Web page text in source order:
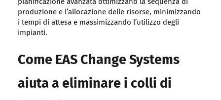
pianificazione avanzata ottimizzano la sequenza di
produzione e l’allocazione delle risorse, minimizzando
i tempi di attesa e massimizzando l’utilizzo degli
impianti.
Come EAS Change Systems
aiuta a eliminare i colli di